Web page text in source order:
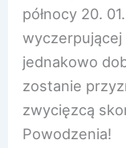
północy 20.
wyczerpującej
jednakowo
zostanie
zwycięzcą
Powodzenia!